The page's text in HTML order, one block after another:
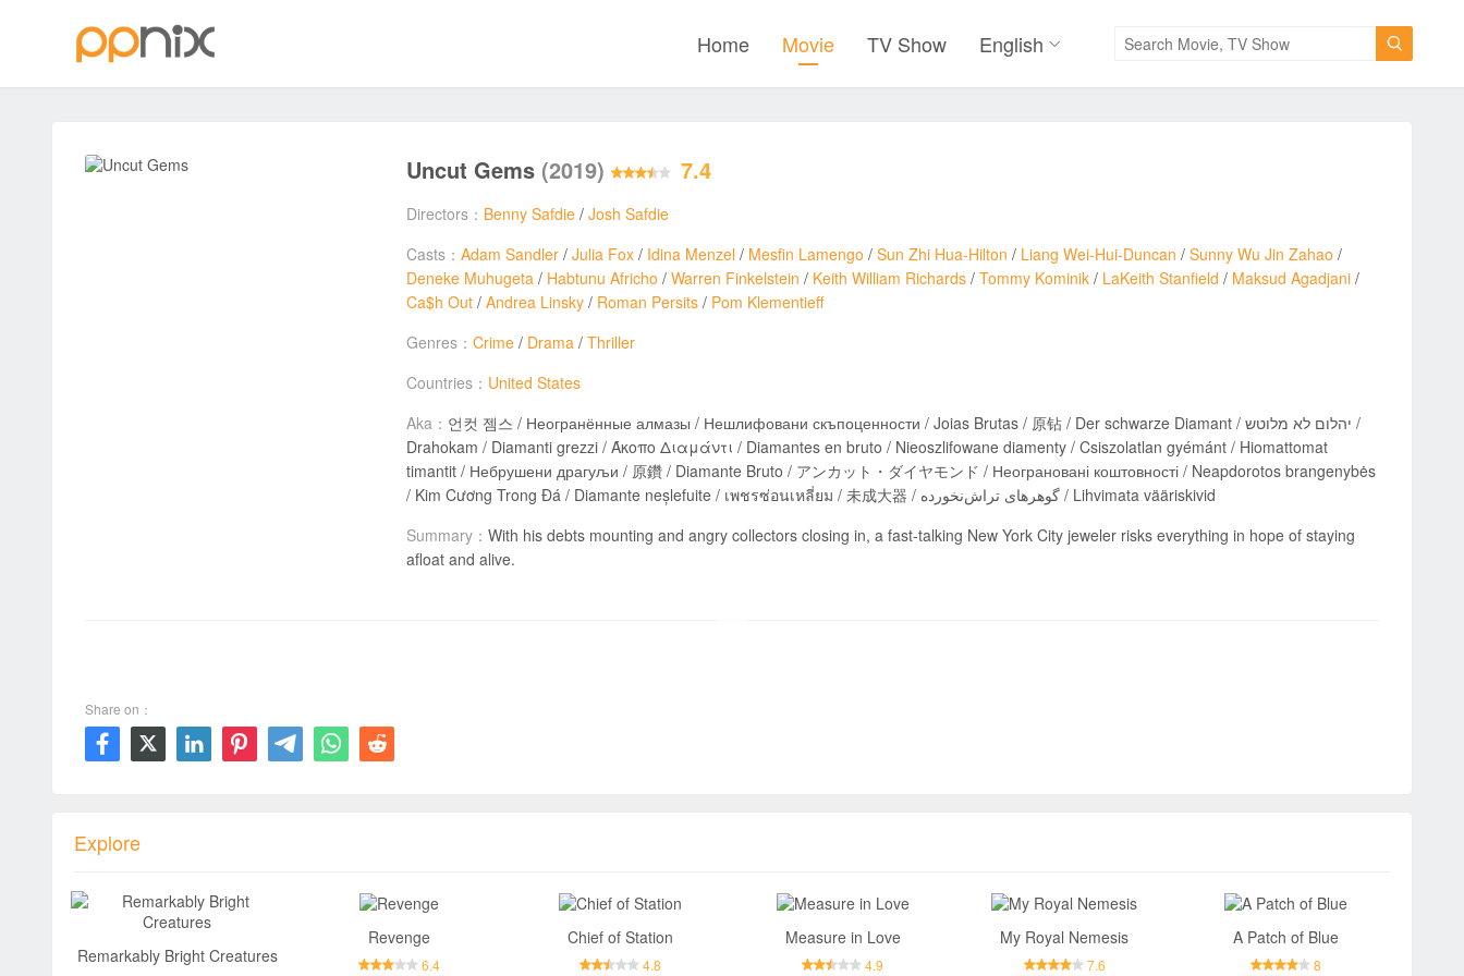

Home Movie TV Show English
Uncut Gems (2019) 7.4
Directors： Benny Safdie / Josh Safdie
Casts： Adam Sandler / Julia Fox / Idina Menzel / Mesfin Lamengo / Sun Zhi Hua-Hilton / Liang Wei-Hui-Duncan / Sunny Wu Jin Zahao /
Deneke Muhugeta / Habtunu Africho / Warren Finkelstein / Keith William Richards / Tommy Kominik / LaKeith Stanfield / Maksud Agadjani /
Ca$h Out / Andrea Linsky / Roman Persits / Pom Klementieff
Genres： Crime / Drama / Thriller
Countries： United States
Aka： 언컷 젬스 / Неогранённые алмазы / Нешлифовани скъпоценности / Joias Brutas / 原钻 / Der schwarze Diamant / יהלום לא מלוטש /
Drahokam / Diamanti grezzi / Άκοπο Διαμάντι / Diamantes en bruto / Nieoszlifowane diamenty / Csiszolatlan gyémánt / Hiomattomat
timantit / Небрушени драгуљи / 原鑽 / Diamante Bruto / アンカット・ダイヤモンド / Неограновані коштовності / Neapdorotos brangenybės
/ Kim Cương Trong Đá / Diamante neșlefuite / เพชรซ่อนเหลี่ยม / 未成大器 / گوهرهای تراش‌نخورده / Lihvimata vääriskivid
Summary： With his debts mounting and angry collectors closing in, a fast-talking New York City jeweler risks everything in hope of staying
afloat and alive.
Share on：
      
Explore
Remarkably Bright Creatures
Revenge
6.4
Chief of Station
4.8
Measure in Love
4.9
My Royal Nemesis
7.6
A Patch of Blue
8